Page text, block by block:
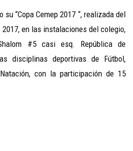
su “Copa Cemep 2017 “, realizada del
2017, en las instalaciones del colegio,
#5 casi esq. República de
disciplinas deportivas de Fútbol,
con la participación de 15